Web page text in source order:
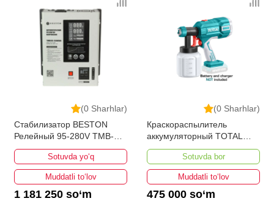
(0 Sharhlar)
Стабилизатор BESTON
Релейный 95-280V TMB-
5000VA
Sotuvda yo‘q
Muddatli to‘lov
1 181 250 so‘m
(0 Sharhlar)
Краскораспылитель
аккумуляторный TOTAL
TSGLI2001
Sotuvda bor
Muddatli to‘lov
475 000 so‘m